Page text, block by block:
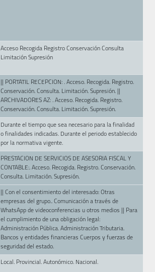
Acceso Recogida Registro Conservación Consulta
Limitación Supresión
|| PORTATIL RECEPCION: . Acceso. Recogida. Registro.
Conservación. Consulta. Limitación. Supresión. ||
ARCHIVADORES AZ: . Acceso. Recogida. Registro.
Conservación. Consulta. Limitación. Supresión.
Durante el tiempo que sea necesario para la finalidad
o finalidades indicadas. Durante el periodo establecido
por la normativa vigente.
PRESTACION DE SERVICIOS DE ASESORIA FISCAL Y
CONTABLE:. Acceso. Recogida. Registro. Conservación.
Consulta. Limitación. Supresión.
|| Con el consentimiento del interesado: Otras
empresas del grupo.. Comunicación a través de
WhatsApp de videoconferencias u otros medios || Para
el cumplimiento de una obligación legal:
Administración Pública. Administración Tributaria.
Bancos y entidades financieras Cuerpos y fuerzas de
seguridad del estado.
Local. Provincial. Autonómico. Nacional.